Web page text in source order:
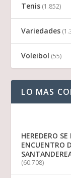
Tenis (1.852)
Variedades
Voleibol (55)
LO MAS
HEREDERO
ENCUENTRO
(60.708)